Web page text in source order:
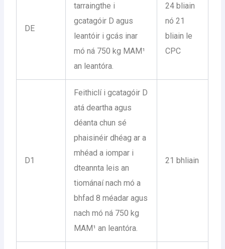
DE
tarraingthe i
gcatagóir D agus
leantóir i gcás inar
mó ná 750 kg MAM¹
an leantóra.
24 bliain
nó 21
bliain le
CPC
D1
Feithiclí i gcatagóir D
atá deartha agus
déanta chun sé
phaisinéir dhéag ar a
mhéad a iompar i
dteannta leis an
tiománaí nach mó a
bhfad 8 méadar agus
nach mó ná 750 kg
MAM¹ an leantóra.
21 bhliain